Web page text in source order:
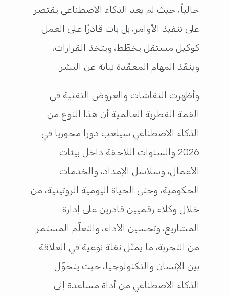
حالياً، حيث لم يعد الذكاء الاصطناعي يقتصر
على تنفيذ الأوامر، بل بات قادرًا على العمل
كوكيل مستقل يخطّط، ويتخذ القرارات،
وينفّذ المهام المعقّدة نيابة عن البشر.
وأظهرت النقاشات والعروض التقنية في
القمة القطرية العالمية أن هذا النوع من
الذكاء الاصطناعي سيلعب دورا محوريا في
2026 والسنوات اللاحقة داخل بيئات
الأعمال، وسلاسل الإمداد، والخدمات
الحكومية، وحتى الحياة اليومية الروتينية، من
خلال وكلاء رقميين قادرين على إدارة
المشاريع، وتحسين الأداء، والتعلّم المستمر
من التجربة، ما يمثّل نقلة نوعية في العلاقة
بين الإنسان والتكنولوجيا، حيث يتحوّل
الذكاء الاصطناعي من أداة مساعدة إلى